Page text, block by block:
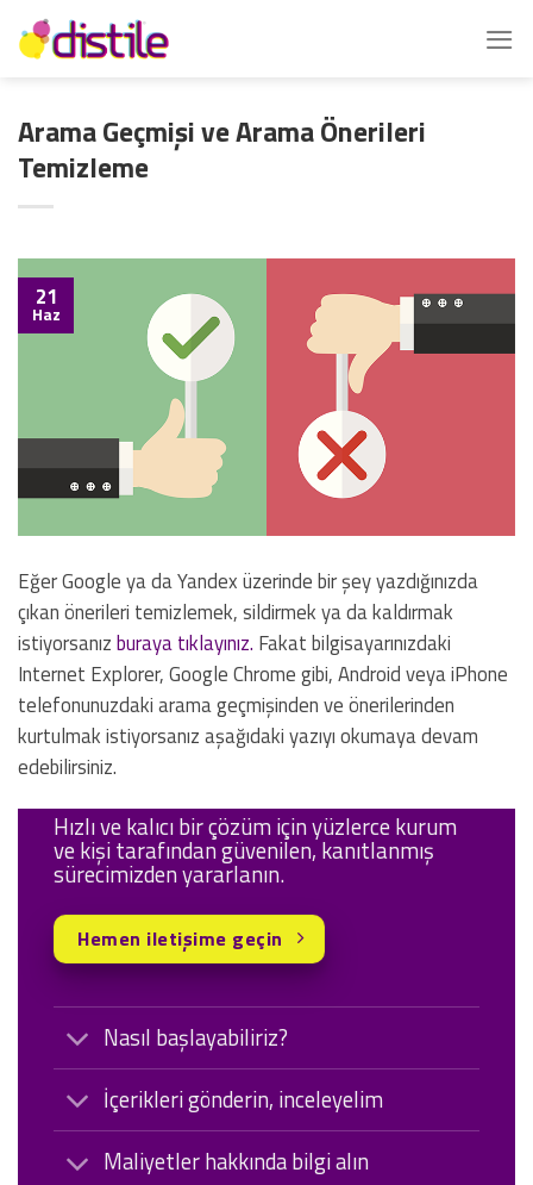
İçeriğe
atla
Arama Geçmişi ve Arama Önerileri
Temizleme
21
Haz
Eğer Google ya da Yandex üzerinde bir şey yazdığınızda
çıkan önerileri temizlemek, sildirmek ya da kaldırmak
istiyorsanızburaya tıklayınız. Fakat bilgisayarınızdaki
Internet Explorer, Google Chrome gibi, Android veya iPhone
telefonunuzdaki arama geçmişinden ve önerilerinden
kurtulmak istiyorsanız aşağıdaki yazıyı okumaya devam
edebilirsiniz.
Nasıl başlayabiliriz?
İçerikleri gönderin, inceleyelim
Maliyetler hakkında bilgi alın
Hızlı ve kalıcı bir çözüm için yüzlerce kurum
ve kişi tarafından güvenilen, kanıtlanmış
sürecimizden yararlanın.
Hemen iletişime geçin